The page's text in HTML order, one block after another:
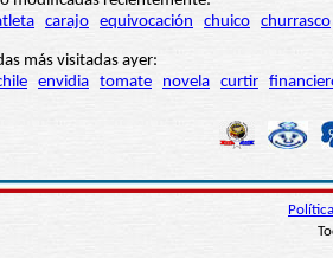
carajo equivocación chuico churrasco
más visitadas ayer:
envidia tomate novela curtir